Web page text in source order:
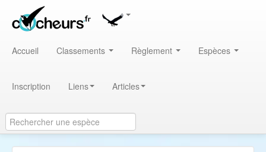
Accueil Classements Règlement Espèces
Inscription Liens Articles